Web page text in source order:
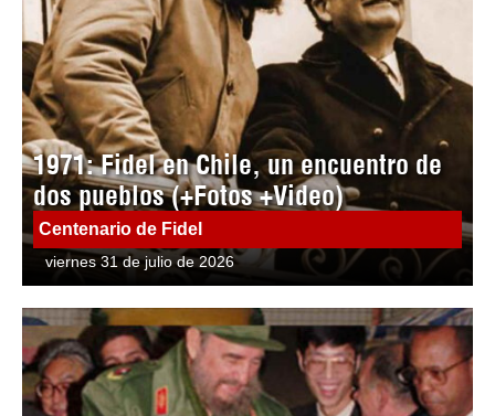
1971: Fidel en Chile, un encuentro de
dos pueblos (+Fotos +Video)
Centenario de Fidel
viernes 31 de julio de 2026